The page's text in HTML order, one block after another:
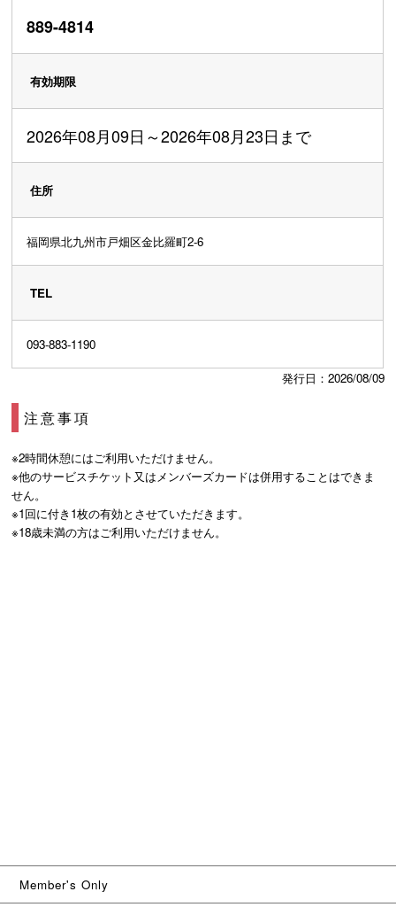
889-4814
有効期限
2026年08月09日～2026年08月23日まで
住所
福岡県北九州市戸畑区金比羅町2-6
TEL
093-883-1190
発行日：2026/08/09
注意事項
※2時間休憩にはご利用いただけません。
※他のサービスチケット又はメンバーズカードは併用することはできま
せん。
※1回に付き1枚の有効とさせていただきます。
※18歳未満の方はご利用いただけません。
Member's Only